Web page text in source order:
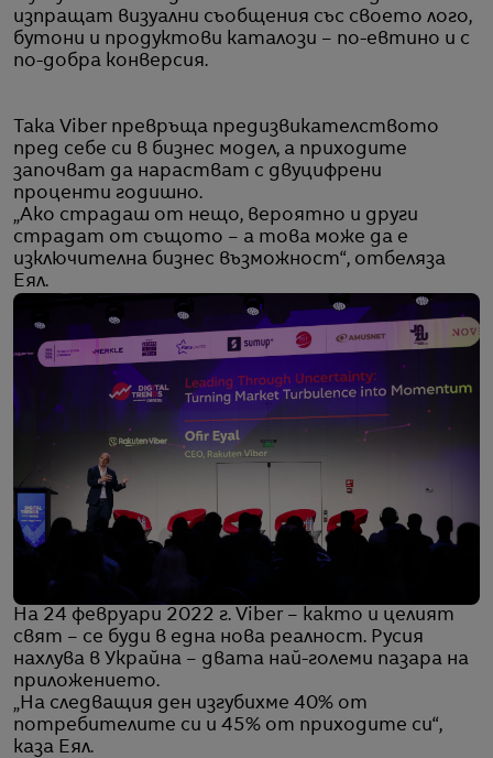
изпращат визуални съобщения със своето лого,
бутони и продуктови каталози – по-евтино и с
по-добра конверсия.
Така Viber превръща предизвикателството
пред себе си в бизнес модел, а приходите
започват да нарастват с двуцифрени
проценти годишно.
„Ако страдаш от нещо, вероятно и други
страдат от същото – а това може да е
изключителна бизнес възможност“, отбеляза
Еял.
На 24 февруари 2022 г. Viber – както и целият
свят – се буди в една нова реалност. Русия
нахлува в Украйна – двата най-големи пазара на
приложението.
„На следващия ден изгубихме 40% от
потребителите си и 45% от приходите си“,
каза Еял.